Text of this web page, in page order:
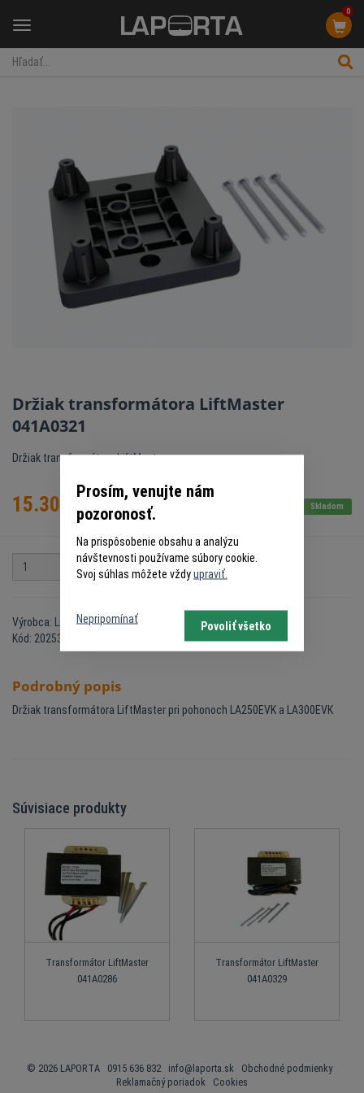
Menu
0
Držiak transformátora LiftMaster
041A0321
Držiak transformátora LiftMaster
15.30 Skladom
ks Do košíka
Výrobca: LiftMaster
Kód: 20253968
Podrobný popis
Držiak transformátora LiftMaster pri pohonoch LA250EVK a LA300EVK
Súvisiace produkty
Transformátor LiftMaster
041A0286
Transformátor LiftMaster
041A0329
© 2026 LAPORTA 0915 636 832 info@laporta.sk
Obchodné podmienky
Reklamačný poriadok
Cookies
Prosím, venujte nám
pozoronosť.
Na prispôsobenie obsahu a analýzu
návštevnosti používame súbory cookie.
Svoj súhlas môžete vždyupraviť.
Nepripomínať
Povoliť všetko